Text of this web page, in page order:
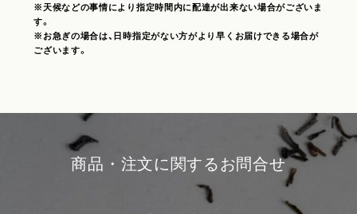
※天候などの事情により指定時間内に配達が出来ない場合がございま
す。
※お急ぎの場合は、日時指定がない方がより早くお届けできる場合が
ございます。
商品・注文に関するお問合せ